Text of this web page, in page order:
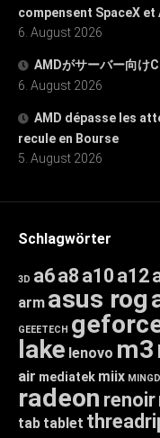
compensent SpaceX et
6. August 2026
AMDがサーバー向け
6. August 2026
AMD dépasse les
recule en Bourse
5. August 2026
Schlagwörter
3D a6a8 a10 a12
arm asus rog
GEEETECH
lake lenovo m3
air mediatek miix
radeon renoir
tab tablet